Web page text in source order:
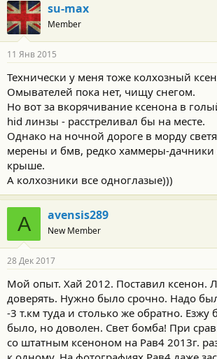
su-max
Member
11 Янв 2015
Технически у меня тоже колхозный
Омывателей пока нет, чищу снегом.
Но вот за вкорячивание ксенона в
hid линзы - расстреливал бы на месте.
Однако на ночной дороге в морду
мерены и бмв, редко хаммеры-дачники
крыше.
А колхозники все одноглазые)))
A avensis289
New Member
28 Дек 2017
Мой опыт. Хай 2012. Поставил ксенон.
доверять. Нужно было срочно. Надо
-3 т.км туда и столько же обратно. Езжу
было, но доволен. Свет бомба! При
со штатным ксеноном на Рав4 2013г.